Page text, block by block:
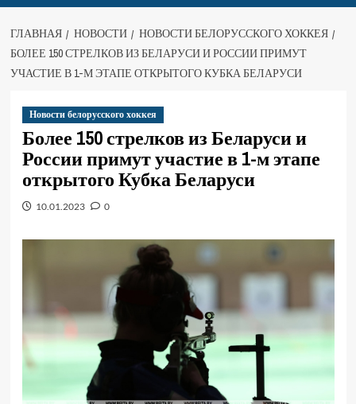
ГЛАВНАЯ НОВОСТИ
НОВОСТИ БЕЛОРУССКОГО ХОККЕЯ
БОЛЕЕ 150 СТРЕЛКОВ ИЗ БЕЛАРУСИ И РОССИИ ПРИМУТ
УЧАСТИЕ В 1-М ЭТАПЕ ОТКРЫТОГО КУБКА БЕЛАРУСИ
Новости белорусского хоккея
Более 150 стрелков из Беларуси и
России примут участие в 1-м этапе
открытого Кубка Беларуси
10.01.2023 0